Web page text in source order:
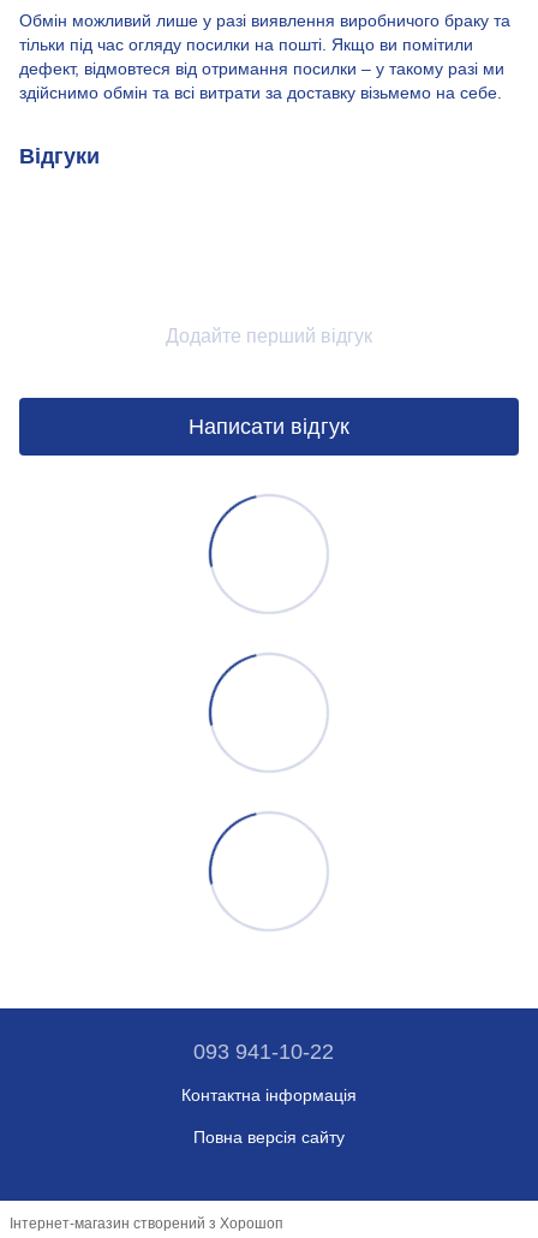
Обмін можливий лише у разі виявлення виробничого браку та
тільки під час огляду посилки на пошті. Якщо ви помітили
дефект, відмовтеся від отримання посилки – у такому разі ми
здійснимо обмін та всі витрати за доставку візьмемо на себе.
Відгуки
Додайте перший відгук
Написати відгук
093 941-10-22
Контактна інформація
Повна версія сайту
Інтернет-магазин створений з Хорошоп